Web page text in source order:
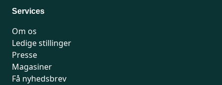
Services
Om os
Ledige stillinger
Presse
Magasiner
Få nyhedsbrev